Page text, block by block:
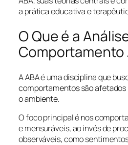
a prática educativa e
O Que é a
Comportamento
A ABA é uma disciplina que
comportamentos são
o ambiente.
O foco principal é nos
e mensuráveis, ao invés de
observáveis, como